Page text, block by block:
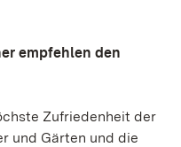
empfehlen den
Zufriedenheit der
und Gärten und die